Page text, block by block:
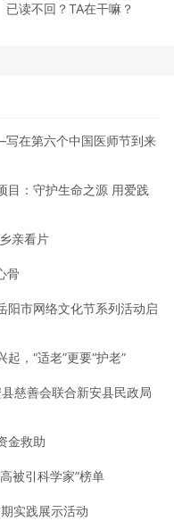
已读不回？TA在干嘛？
在第六个中国医师节到来
目：守护生命之源 用爱践
亲看片
骨
阳市网络文化节系列活动启
，“适老”更要“护老”
慈善会联合新安县民政局
金救助
被引科学家”榜单
实践展示活动